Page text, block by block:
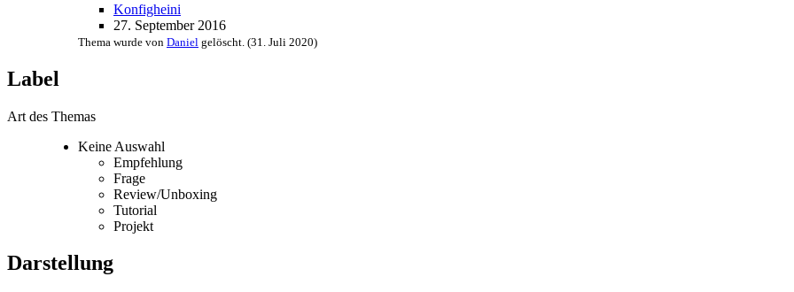
Konfigheini
27. September 2016
Thema wurde von Daniel gelöscht. (31. Juli 2020)
Label
Art des Themas
Keine Auswahl
Empfehlung
Frage
Review/Unboxing
Tutorial
Projekt
Darstellung